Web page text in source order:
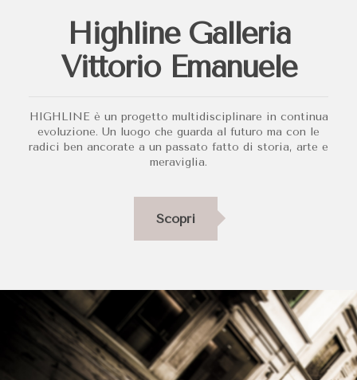
Highline Galleria
Vittorio Emanuele
HIGHLINE è un progetto multidisciplinare in continua
evoluzione. Un luogo che guarda al futuro ma con le
radici ben ancorate a un passato fatto di storia, arte e
meraviglia.
Scopri